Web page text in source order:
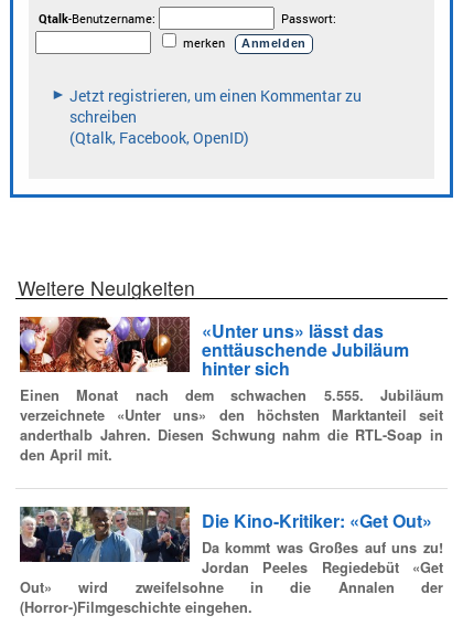
Weitere Neuigkeiten
«Unter uns» lässt das
enttäuschende Jubiläum
hinter sich
Einen Monat nach dem schwachen 5.555. Jubiläum
verzeichnete «Unter uns» den höchsten Marktanteil seit
anderthalb Jahren. Diesen Schwung nahm die RTL-Soap in
den April mit.
Die Kino-Kritiker: «Get Out»
Da kommt was Großes auf uns zu!
Jordan Peeles Regiedebüt «Get
Out» wird zweifelsohne in die Annalen der
(Horror-)Filmgeschichte eingehen.